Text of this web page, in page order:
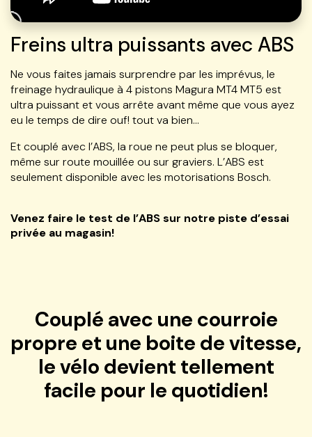
Freins ultra puissants avec ABS
Ne vous faites jamais surprendre par les imprévus, le
freinage hydraulique à 4 pistons Magura MT4 MT5 est
ultra puissant et vous arrête avant même que vous ayez
eu le temps de dire ouf! tout va bien…
Et couplé avec l’ABS, la roue ne peut plus se bloquer,
même sur route mouillée ou sur graviers. L’ABS est
seulement disponible avec les motorisations Bosch.
Venez faire le test de l’ABS sur notre piste d’essai
privée au magasin!
Couplé avec une courroie
propre et une boite de vitesse,
le vélo devient tellement
facile pour le quotidien!